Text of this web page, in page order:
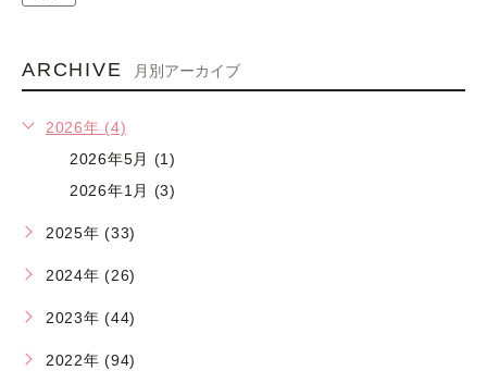
ARCHIVE 月別アーカイブ
2026年 (4)
2026年5月 (1)
2026年1月 (3)
2025年 (33)
2024年 (26)
2023年 (44)
2022年 (94)